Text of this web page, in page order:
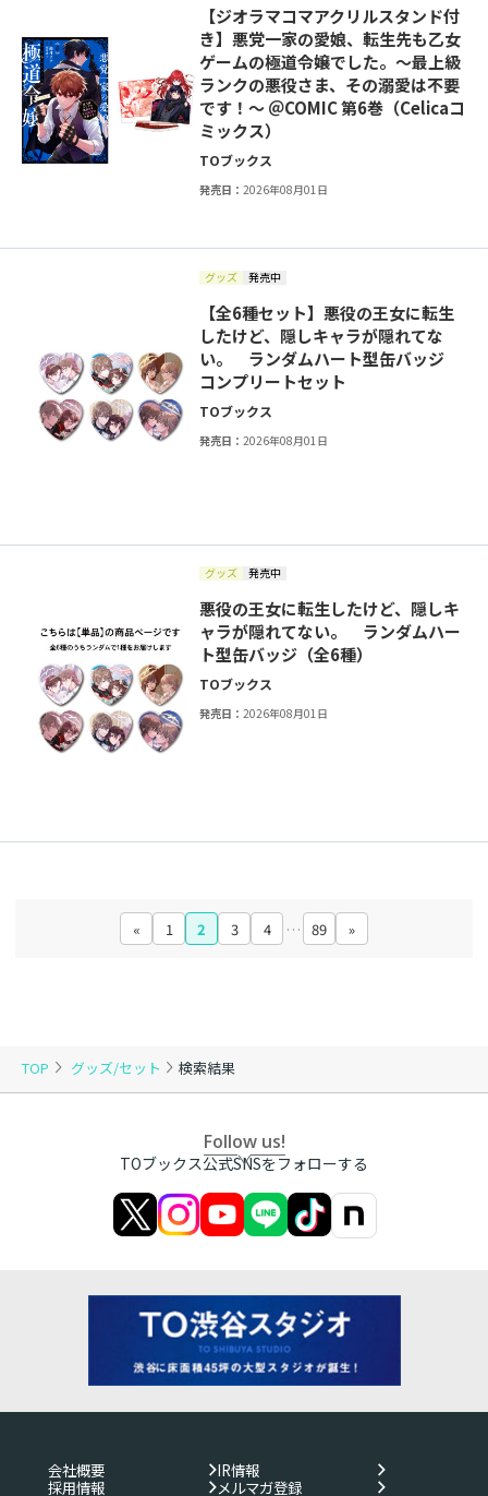
TOP グッズ/セット 検索結果
【ジオラマコマアクリルスタンド付
き】悪党一家の愛娘、転生先も乙女
ゲームの極道令嬢でした。～最上級
ランクの悪役さま、その溺愛は不要
です！～ ＠COMIC 第6巻（Celicaコ
ミックス）
TOブックス
発売日：2026年08月01日
グッズ 発売中
【全6種セット】悪役の王女に転生
したけど、隠しキャラが隠れてな
い。 ランダムハート型缶バッジ
コンプリートセット
TOブックス
発売日：2026年08月01日
グッズ 発売中
悪役の王女に転生したけど、隠しキ
ャラが隠れてない。 ランダムハー
ト型缶バッジ（全6種）
TOブックス
発売日：2026年08月01日
« 1 2 3 4 … 89 »
Follow us!
TOブックス公式SNSをフォローする
会社概要
IR情報
採用情報
メルマガ登録